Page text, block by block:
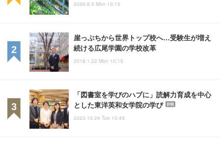
2026.8.3 Mon 10:15
崖っぷちから世界トップ校へ…受験生が増え
続ける広尾学園の学校改革
2018.1.22 Mon 10:15
「図書室を学びのハブに」読解力育成を中心
とした東洋英和女学院の学び
PR
2023.10.24 Tue 10:45